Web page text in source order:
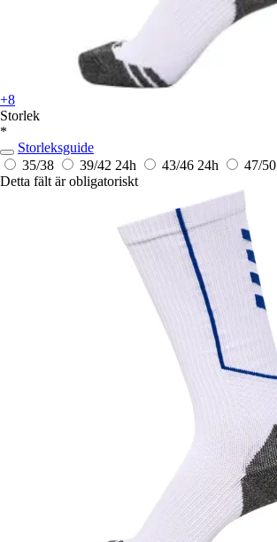
+8
Storlek
*
Storleksguide
35/38
39/42 24h 43/46 24h
47/50
Detta fält är obligatoriskt